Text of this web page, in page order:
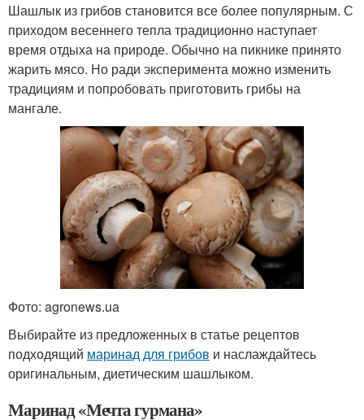
Шашлык из грибов становится все более популярным. С
приходом весеннего тепла традиционно наступает
время отдыха на природе. Обычно на пикнике принято
жарить мясо. Но ради эксперимента можно изменить
традициям и попробовать приготовить грибы на
мангале.
Фото: agronews.ua
Выбирайте из предложенных в статье рецептов
подходящий маринад для грибов и наслаждайтесь
оригинальным, диетическим шашлыком.
Маринад «Мечта гурмана»